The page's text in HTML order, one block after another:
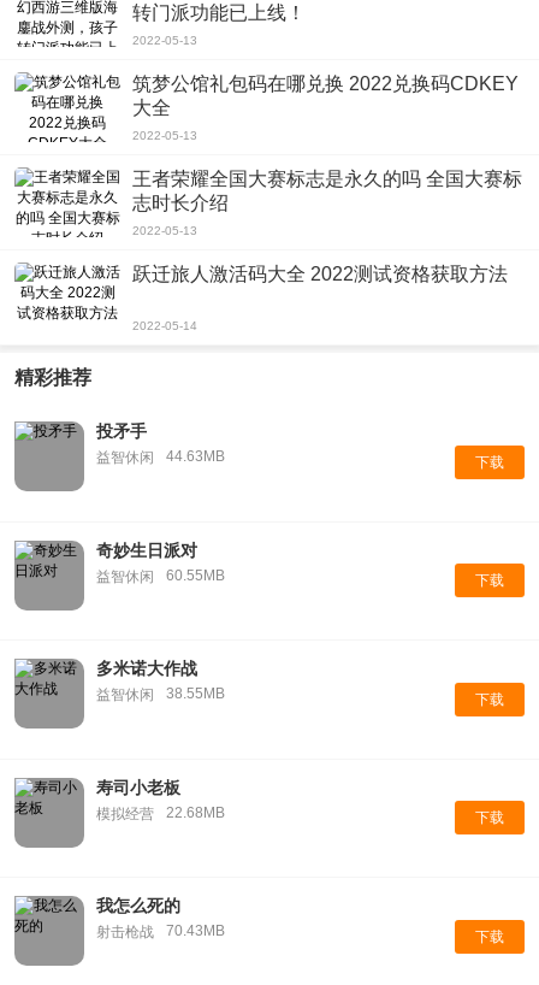
转门派功能已上线！
2022-05-13
筑梦公馆礼包码在哪兑换 2022兑换码CDKEY
大全
2022-05-13
王者荣耀全国大赛标志是永久的吗 全国大赛标
志时长介绍
2022-05-13
跃迁旅人激活码大全 2022测试资格获取方法
2022-05-14
精彩推荐
投矛手
益智休闲 44.63MB 下载
奇妙生日派对
益智休闲 60.55MB 下载
多米诺大作战
益智休闲 38.55MB 下载
寿司小老板
模拟经营 22.68MB 下载
我怎么死的
射击枪战 70.43MB 下载